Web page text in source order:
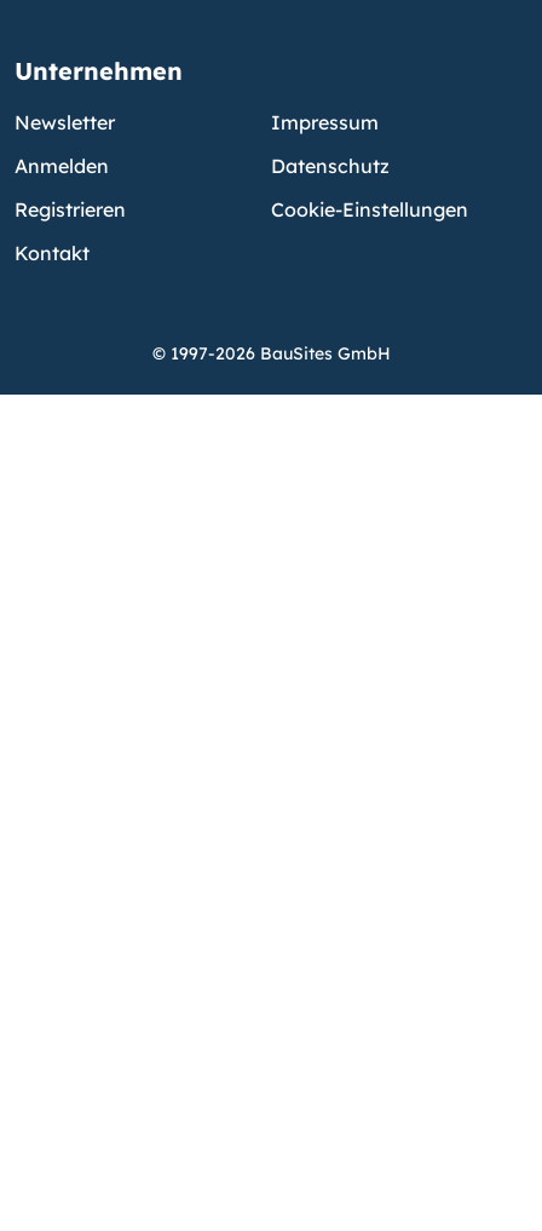
Unternehmen
Newsletter
Anmelden
Registrieren
Kontakt
Impressum
Datenschutz
Cookie-Einstellungen
© 1997-2026 BauSites GmbH